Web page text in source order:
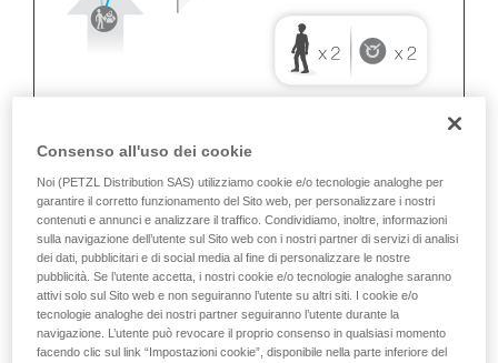
Consenso all'uso dei cookie
Noi (PETZL Distribution SAS) utilizziamo cookie e/o tecnologie analoghe per
garantire il corretto funzionamento del Sito web, per personalizzare i nostri
contenuti e annunci e analizzare il traffico. Condividiamo, inoltre, informazioni
sulla navigazione dell’utente sul Sito web con i nostri partner di servizi di analisi
dei dati, pubblicitari e di social media al fine di personalizzare le nostre
pubblicità. Se l’utente accetta, i nostri cookie e/o tecnologie analoghe saranno
attivi solo sul Sito web e non seguiranno l’utente su altri siti. I cookie e/o
tecnologie analoghe dei nostri partner seguiranno l’utente durante la
navigazione. L’utente può revocare il proprio consenso in qualsiasi momento
facendo clic sul link “Impostazioni cookie”, disponibile nella parte inferiore del